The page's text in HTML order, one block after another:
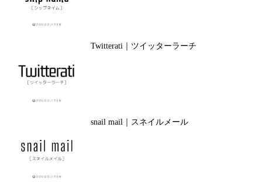
Twitterati｜ツイッターラーチ
snail mail｜スネイルメール